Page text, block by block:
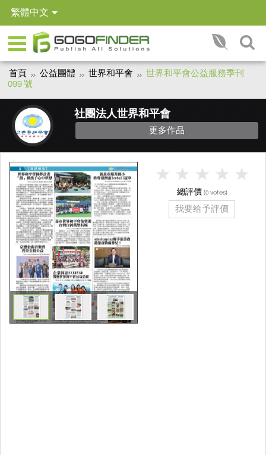
繁體中文
首頁 公益團體 世界和平會
世界和平會公益服務季刊
099 號
社團法人世界和平會
更多作品
總評價 (0 votes)
我要给予評價